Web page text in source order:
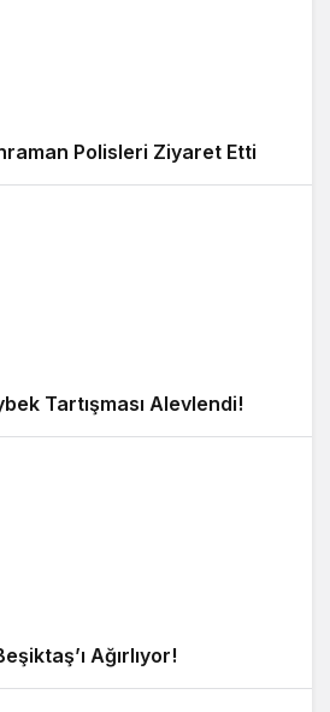
Polisleri Ziyaret Etti
Tartışması Alevlendi!
Ağırlıyor!